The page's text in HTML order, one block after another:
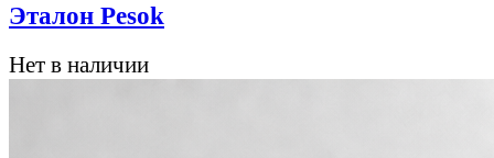
Эталон Pesok
Нет в наличии